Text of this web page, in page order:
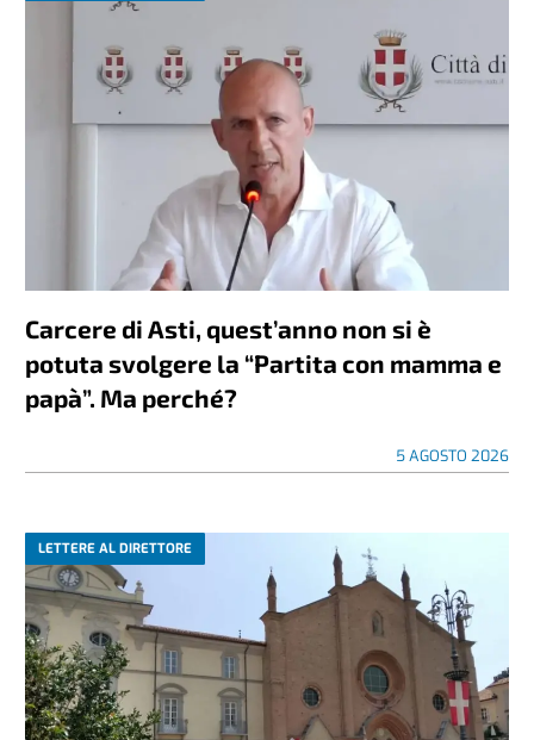
Carcere di Asti, quest’anno non si è
potuta svolgere la “Partita con mamma e
papà”. Ma perché?
5 AGOSTO 2026
LETTERE AL DIRETTORE